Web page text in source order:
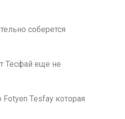
соберется
Тесфай еще не
Tesfay которая